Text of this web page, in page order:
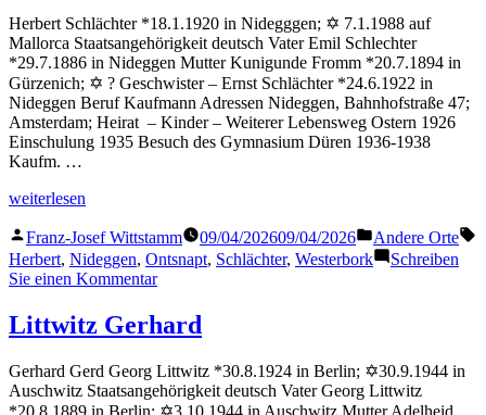
Herbert Schlächter *18.1.1920 in Nidegggen; ✡ 7.1.1988 auf
Mallorca Staatsangehörigkeit deutsch Vater Emil Schlechter
*29.7.1886 in Nideggen Mutter Kunigunde Fromm *20.7.1894 in
Gürzenich; ✡ ? Geschwister – Ernst Schlächter *24.6.1922 in
Nideggen Beruf Kaufmann Adressen Nideggen, Bahnhofstraße 47;
Amsterdam; Heirat – Kinder – Weiterer Lebensweg Ostern 1926
Einschulung 1935 Besuch des Gymnasium Düren 1936-1938
Kaufm. …
„Schlächter
weiterlesen
Veröffentlicht
von
Franz-Josef Wittstamm 09/04/202609/04/2026
Veröffentlicht
in
Andere Orte
Herbert, Nideggen, Ontsnapt, Schlächter, Westerbork
Schreiben
Sie einen Kommentarzu
Herbert
Littwitz Gerhard
Gerhard Gerd Georg Littwitz *30.8.1924 in Berlin; ✡30.9.1944 in
Auschwitz Staatsangehörigkeit deutsch Vater Georg Littwitz